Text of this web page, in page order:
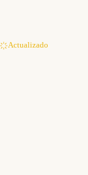
Actualizado